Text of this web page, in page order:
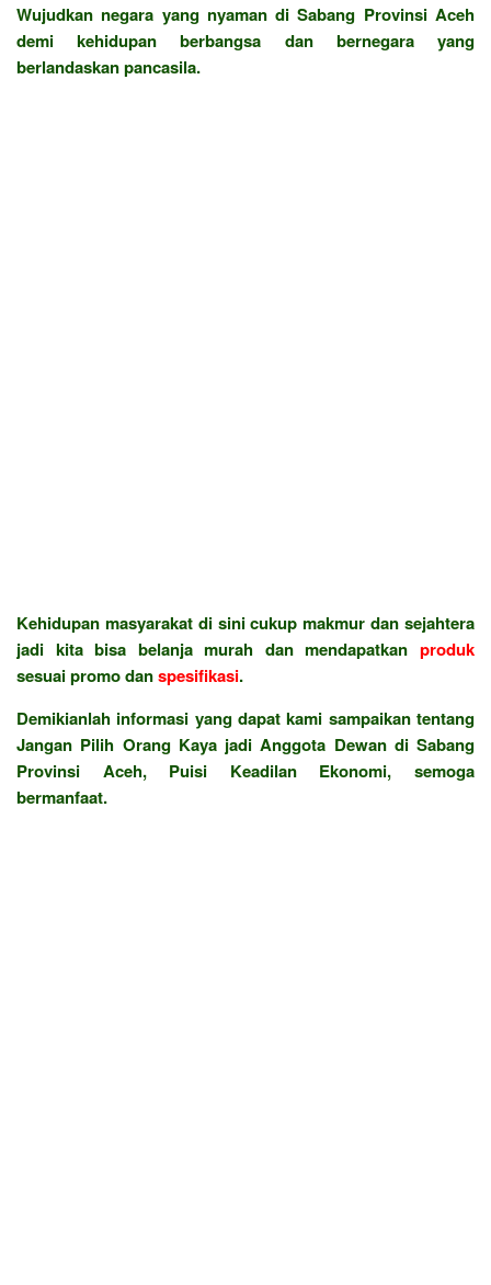
Wujudkan negara yang nyaman di Sabang Provinsi Aceh
demi kehidupan berbangsa dan bernegara yang
berlandaskan pancasila.
Kehidupan masyarakat di sini cukup makmur dan sejahtera
jadi kita bisa belanja murah dan mendapatkan produk
sesuai promo danspesifikasi.
Demikianlah informasi yang dapat kami sampaikan tentang
Jangan Pilih Orang Kaya jadi Anggota Dewan di Sabang
Provinsi Aceh, Puisi Keadilan Ekonomi, semoga
bermanfaat.